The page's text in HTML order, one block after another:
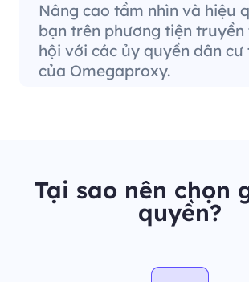
Nâng cao tầm nhìn và hiệu
bạn trên phương tiện truyền
hội với các ủy quyền dân
của Omegaproxy.
Tại sao nên chọn
quyền?